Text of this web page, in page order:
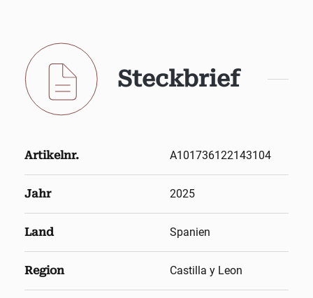
Steckbrief
Artikelnr. A101736122143104
Jahr 2025
Land Spanien
Region Castilla y Leon